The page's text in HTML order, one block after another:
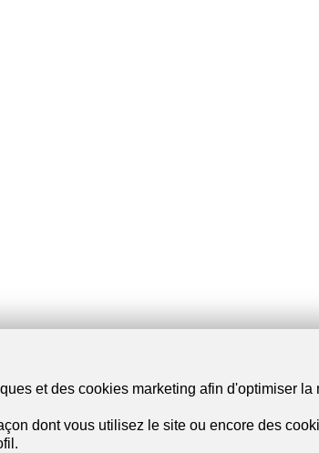
et des cookies marketing afin d'optimiser la
dont vous utilisez le site ou encore des